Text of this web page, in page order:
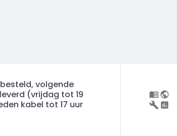
volgende
(vrijdag tot 19
kabel tot 17 uur